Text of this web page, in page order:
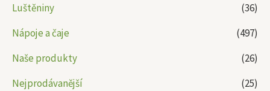
Luštěniny
(36)
Nápoje a čaje
(497)
Naše produkty
(26)
Nejprodávanější
(25)